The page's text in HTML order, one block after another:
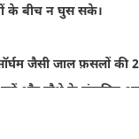
के बीच न घुस सके।
जैसी जाल फ़सलों की 2-
और पौधे के संक्रमित